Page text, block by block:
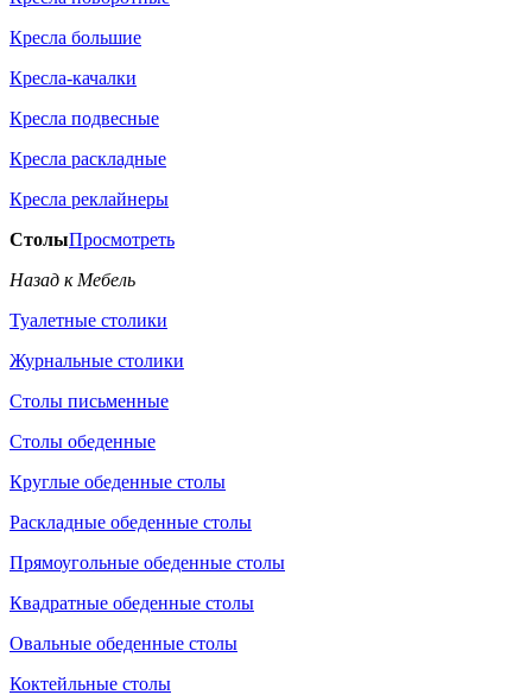
Кресла большие
Кресла-качалки
Кресла подвесные
Кресла раскладные
Кресла реклайнеры
СтолыПросмотреть
Назад к Мебель
Туалетные столики
Журнальные столики
Столы письменные
Столы обеденные
Круглые обеденные столы
Раскладные обеденные столы
Прямоугольные обеденные столы
Квадратные обеденные столы
Овальные обеденные столы
Коктейльные столы